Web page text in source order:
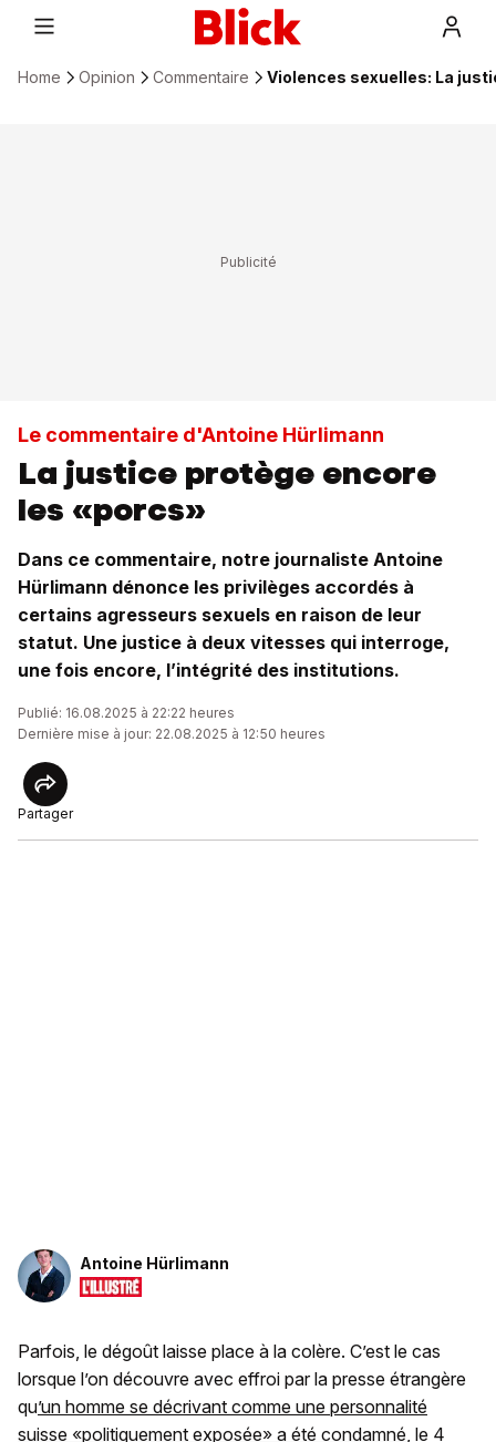
Home Opinion Commentaire Violences sexuelles: La
Le commentaire d'Antoine Hürlimann
La justice protège encore
les «porcs»
Dans ce commentaire, notre journaliste Antoine
Hürlimann dénonce les privilèges accordés à
certains agresseurs sexuels en raison de leur
statut. Une justice à deux vitesses qui interroge,
une fois encore, l’intégrité des institutions.
Publié: 16.08.2025 à 22:22 heures
Dernière mise à jour: 22.08.2025 à 12:50 heures
Partager
Antoine Hürlimann
Parfois, le dégoût laisse place à la colère. C’est le cas
lorsque l’on découvre avec effroi par la presse étrangère
qu’un homme se décrivant comme une personnalité
suisse «politiquement exposée» a été condamné, le 4